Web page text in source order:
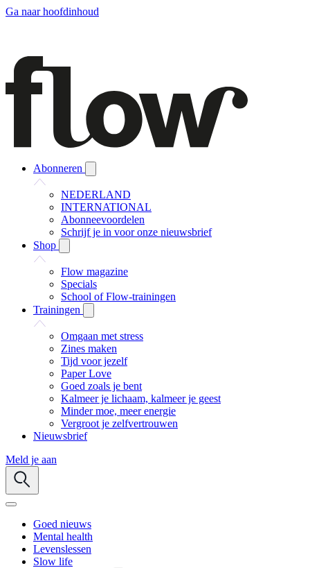
Ga naar hoofdinhoud
Abonneren
NEDERLAND
INTERNATIONAL
Abonneevoordelen
Schrijf je in voor onze nieuwsbrief
Shop
Flow magazine
Specials
School of Flow-trainingen
Trainingen
Omgaan met stress
Zines maken
Tijd voor jezelf
Paper Love
Goed zoals je bent
Kalmeer je lichaam, kalmeer je geest
Minder moe, meer energie
Vergroot je zelfvertrouwen
Nieuwsbrief
Meld je aan
Goed nieuws
Mental health
Levenslessen
Slow life